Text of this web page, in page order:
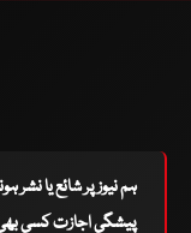
ہم نیوز پر شائع یا نشر
پیشگی اجازت کسی